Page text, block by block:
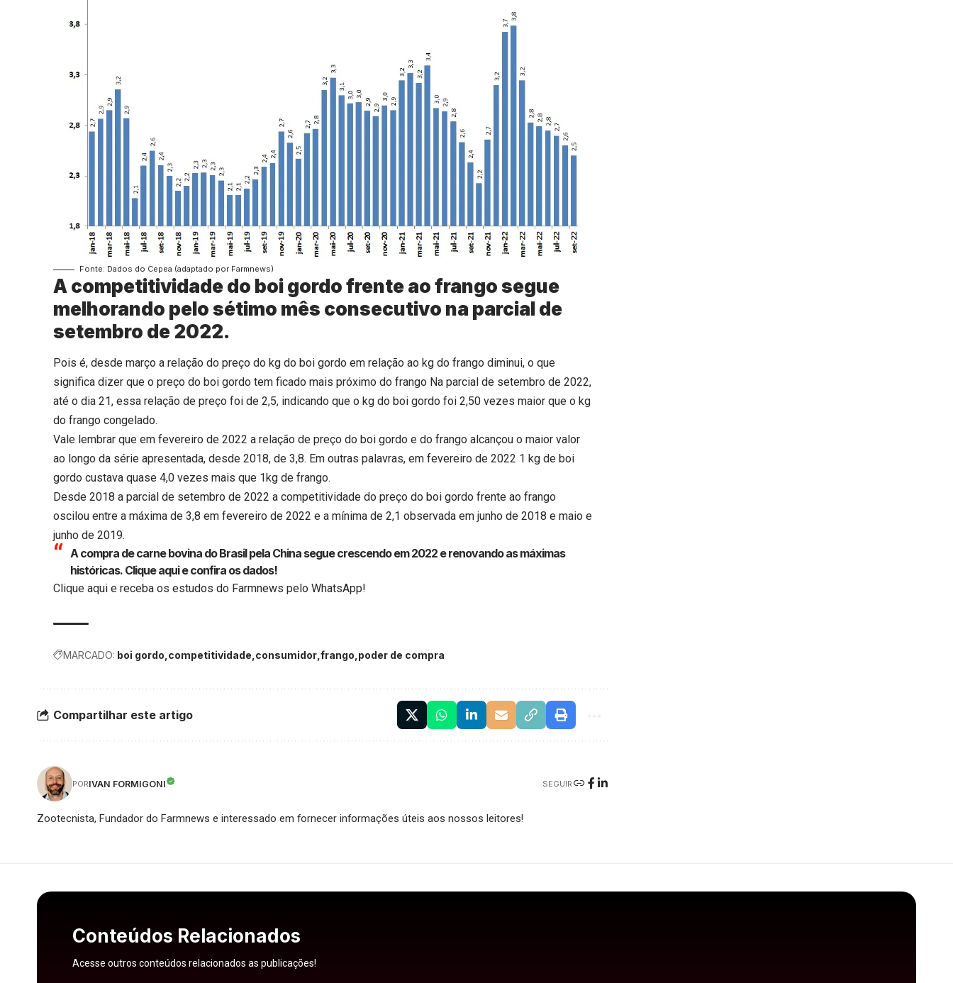
Fonte: Dados do Cepea (adaptado por Farmnews)
A competitividade do boi gordo frente ao frango segue
melhorando pelo sétimo mês consecutivo na parcial de
setembro de 2022.
Pois é, desde março a relação do preço do kg do boi gordo em relação ao kg do frango diminui, o que
significa dizer que o preço do boi gordo tem ficado mais próximo do frango Na parcial de setembro de 2022,
até o dia 21, essa relação de preço foi de 2,5, indicando que o kg do boi gordo foi 2,50 vezes maior que o kg
do frango congelado.
Vale lembrar que em fevereiro de 2022 a relação de preço do boi gordo e do frango alcançou o maior valor
ao longo da série apresentada, desde 2018, de 3,8. Em outras palavras, em fevereiro de 2022 1 kg de boi
gordo custava quase 4,0 vezes mais que 1kg de frango.
Desde 2018 a parcial de setembro de 2022 a competitividade do preço do boi gordo frente ao frango
oscilou entre a máxima de 3,8 em fevereiro de 2022 e a mínima de 2,1 observada em junho de 2018 e maio e
junho de 2019.
A compra de carne bovina do Brasil pela China segue crescendo em 2022 e renovando as máximas
históricas. Clique aquie confira os dados!
Clique aqui e receba os estudos do Farmnews pelo WhatsApp!
MARCADO: boi gordo competitividade consumidor frango poder de compra
Compartilhar este artigo
PORIVAN FORMIGONI SEGUIR
Zootecnista, Fundador do Farmnews e interessado em fornecer informações úteis aos nossos leitores!
Conteúdos Relacionados
Acesse outros conteúdos relacionados as publicações!